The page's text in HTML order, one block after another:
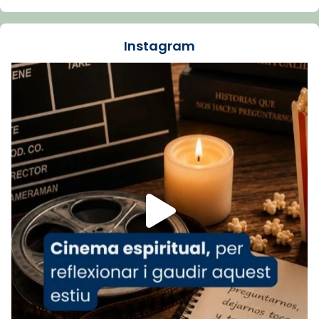
🔗tinyurl.com/cvu5jmbk
Foto
View on Facebook Share
Arquebisbat de Barcelonais at Catedral
de Barcelona.
1 week ago
Aquest dilluns, 27 de juliol, ha tingut lloc la
missa d’acció de gràcies en agraïment al
comitè organitzador de la visita apostòlica
del Sant Pare Lleó XIV a Barcelona, i als
col·laboradors, a la Catedral de Barcelona.
L’arquebisbe de Barcelona, el cardenal Joan
Josep Omella, ha presidit la missa i l’ha
concelebrat el bisbe auxiliar de Barcelona,
Instagram